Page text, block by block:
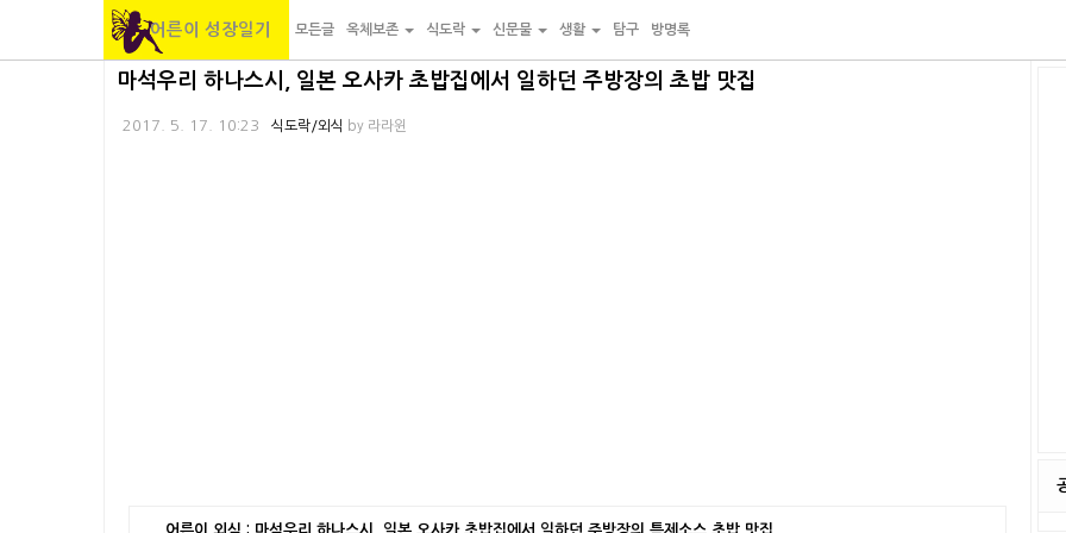
어른이 성장일기 모든글 옥체보존 식도락 신문물 생활 탐구 방명록
마석우리 하나스시, 일본 오사카 초밥집에서 일하던 주방장의 초밥 맛집
2017. 5. 17. 10:23 식도락/외식 by 라라윈